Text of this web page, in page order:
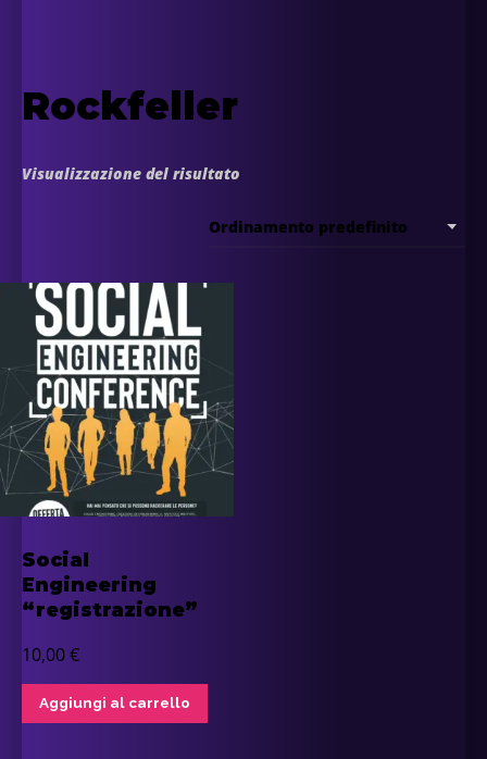
Rockfeller
Visualizzazione del risultato
Social
Engineering
“registrazione”
10,00€
Aggiungi al carrello